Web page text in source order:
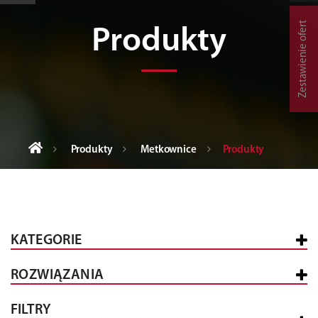
Produkty
Produkty Metkownice Produkty
KATEGORIE
ROZWIĄZANIA
FILTRY
Zestawienie ofert